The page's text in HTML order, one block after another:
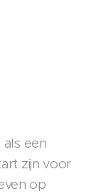
een
zijn voor
op